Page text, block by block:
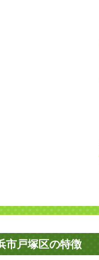
市戸塚区の特徴